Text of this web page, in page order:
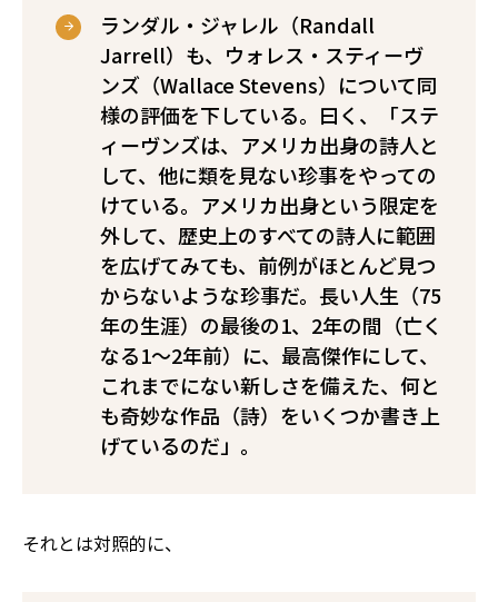
ランダル・ジャレル（Randall
Jarrell）も、ウォレス・スティーヴ
ンズ（Wallace Stevens）について同
様の評価を下している。曰く、「ステ
ィーヴンズは、アメリカ出身の詩人と
して、他に類を見ない珍事をやっての
けている。アメリカ出身という限定を
外して、歴史上のすべての詩人に範囲
を広げてみても、前例がほとんど見つ
からないような珍事だ。長い人生（75
年の生涯）の最後の1、2年の間（亡く
なる1～2年前）に、最高傑作にして、
これまでにない新しさを備えた、何と
も奇妙な作品（詩）をいくつか書き上
げているのだ」。
それとは対照的に、